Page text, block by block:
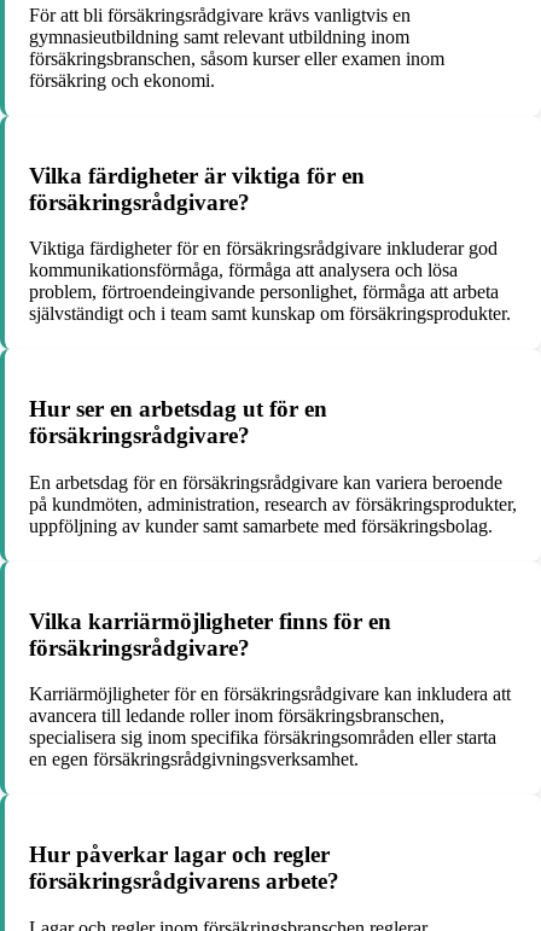
För att bli försäkringsrådgivare krävs vanligtvis en
gymnasieutbildning samt relevant utbildning inom
försäkringsbranschen, såsom kurser eller examen inom
försäkring och ekonomi.
Vilka färdigheter är viktiga för en
försäkringsrådgivare?
Viktiga färdigheter för en försäkringsrådgivare inkluderar god
kommunikationsförmåga, förmåga att analysera och lösa
problem, förtroendeingivande personlighet, förmåga att arbeta
självständigt och i team samt kunskap om försäkringsprodukter.
Hur ser en arbetsdag ut för en
försäkringsrådgivare?
En arbetsdag för en försäkringsrådgivare kan variera beroende
på kundmöten, administration, research av försäkringsprodukter,
uppföljning av kunder samt samarbete med försäkringsbolag.
Vilka karriärmöjligheter finns för en
försäkringsrådgivare?
Karriärmöjligheter för en försäkringsrådgivare kan inkludera att
avancera till ledande roller inom försäkringsbranschen,
specialisera sig inom specifika försäkringsområden eller starta
en egen försäkringsrådgivningsverksamhet.
Hur påverkar lagar och regler
försäkringsrådgivarens arbete?